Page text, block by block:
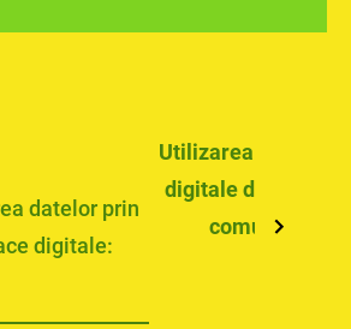
datelor prin
digitale:
Utilizarea
digitale de
comunicare: